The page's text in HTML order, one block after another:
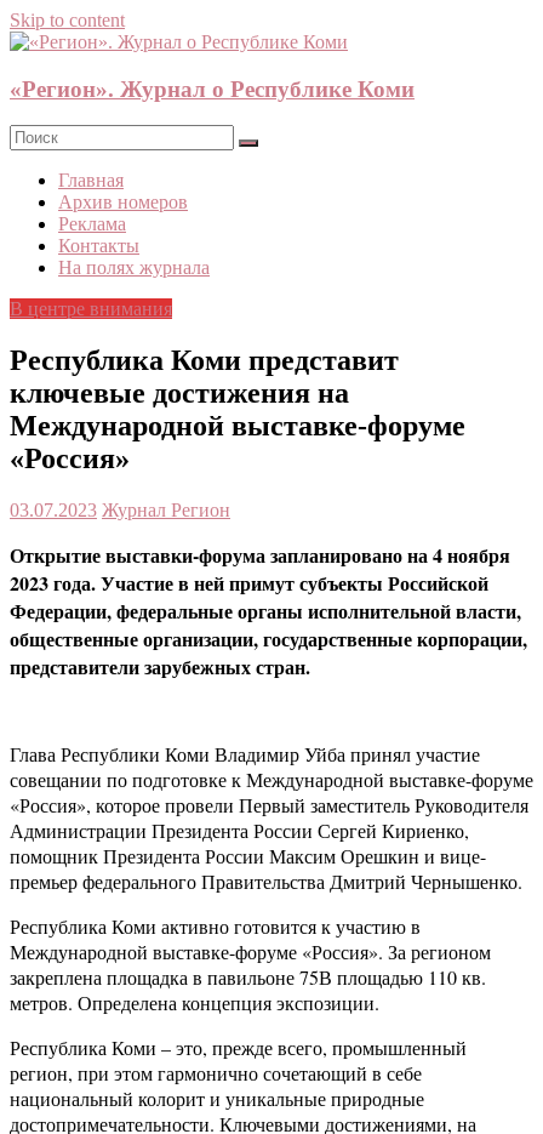
Skip to content
«Регион». Журнал о Республике Коми
Главная
Архив номеров
Реклама
Контакты
На полях журнала
В центре внимания
Республика Коми представит
ключевые достижения на
Международной выставке-форуме
«Россия»
03.07.2023 Журнал Регион
Открытие выставки-форума запланировано на 4 ноября
2023 года. Участие в ней примут субъекты Российской
Федерации, федеральные органы исполнительной власти,
общественные организации, государственные корпорации,
представители зарубежных стран.
Глава Республики Коми Владимир Уйба принял участие
совещании по подготовке к Международной выставке-форуме
«Россия», которое провели Первый заместитель Руководителя
Администрации Президента России Сергей Кириенко,
помощник Президента России Максим Орешкин и вице-
премьер федерального Правительства Дмитрий Чернышенко.
Республика Коми активно готовится к участию в
Международной выставке-форуме «Россия». За регионом
закреплена площадка в павильоне 75В площадью 110 кв.
метров. Определена концепция экспозиции.
Республика Коми – это, прежде всего, промышленный
регион, при этом гармонично сочетающий в себе
национальный колорит и уникальные природные
достопримечательности. Ключевыми достижениями, на